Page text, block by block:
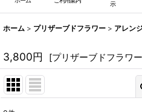
示
ホーム > プリザーブドフラワー > アレン
3,800円 [プリザーブドフラワー